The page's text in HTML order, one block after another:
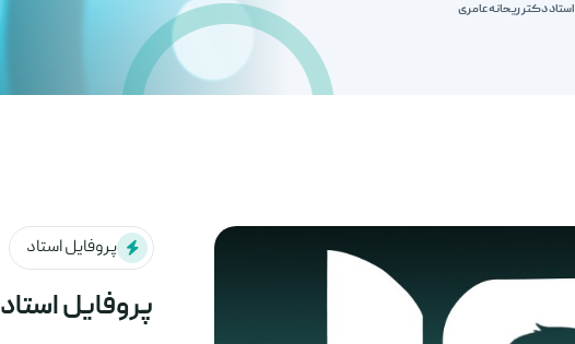
استاد دکتر ریحانه عامری
پروفایل استاد
پروفایل استاد